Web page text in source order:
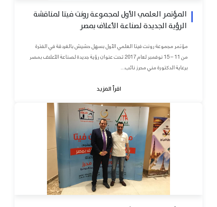
المؤتمر العلمي الأول لمجموعة رونت فيتا لمناقشة
الرؤية الجديدة لصناعة الأعلاف بمصر
مؤتمر مجموعة رونت فيتا العلمي الأول بسهل حشيش بالغردقة في الفترة
من 11 – 15 نوفمبر لعام 2017 تحت عنوان رؤية جديدة لصناعة الأعلاف بمصر
برعاية الدكتورة مني محرز نائب...
اقرأ المزيد